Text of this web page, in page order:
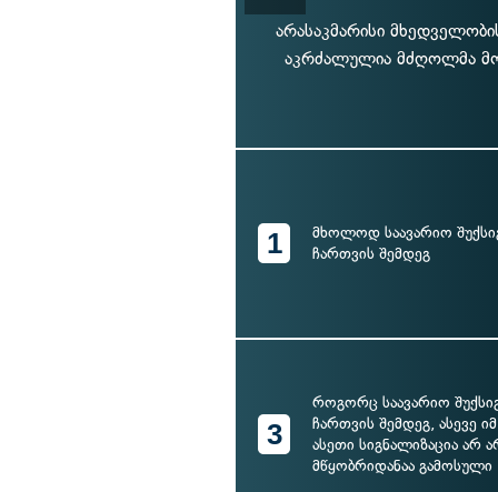
არასაკმარისი
აკრძალულია მძღოლმა
1
მხოლოდ საავარიო
ჩართვის შემდეგ
3
როგორც საავარიო
ჩართვის შემდეგ, ასევე
ასეთი სიგნალიზაცია არ
მწყობრიდანაა გამოსული